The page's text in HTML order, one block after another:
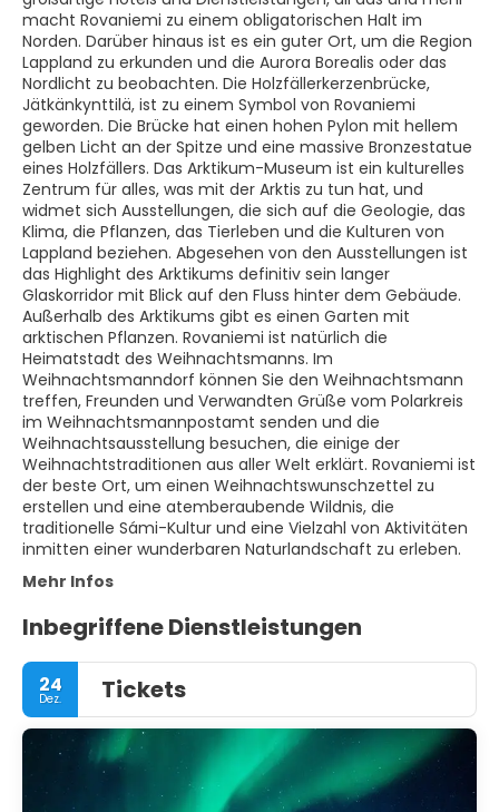
macht Rovaniemi zu einem obligatorischen Halt im
Norden. Darüber hinaus ist es ein guter Ort, um die Region
Lappland zu erkunden und die Aurora Borealis oder das
Nordlicht zu beobachten. Die Holzfällerkerzenbrücke,
Jätkänkynttilä, ist zu einem Symbol von Rovaniemi
geworden. Die Brücke hat einen hohen Pylon mit hellem
gelben Licht an der Spitze und eine massive Bronzestatue
eines Holzfällers. Das Arktikum-Museum ist ein kulturelles
Zentrum für alles, was mit der Arktis zu tun hat, und
widmet sich Ausstellungen, die sich auf die Geologie, das
Klima, die Pflanzen, das Tierleben und die Kulturen von
Lappland beziehen. Abgesehen von den Ausstellungen ist
das Highlight des Arktikums definitiv sein langer
Glaskorridor mit Blick auf den Fluss hinter dem Gebäude.
Außerhalb des Arktikums gibt es einen Garten mit
arktischen Pflanzen. Rovaniemi ist natürlich die
Heimatstadt des Weihnachtsmanns. Im
Weihnachtsmanndorf können Sie den Weihnachtsmann
treffen, Freunden und Verwandten Grüße vom Polarkreis
im Weihnachtsmannpostamt senden und die
Weihnachtsausstellung besuchen, die einige der
Weihnachtstraditionen aus aller Welt erklärt. Rovaniemi ist
der beste Ort, um einen Weihnachtswunschzettel zu
erstellen und eine atemberaubende Wildnis, die
traditionelle Sámi-Kultur und eine Vielzahl von Aktivitäten
inmitten einer wunderbaren Naturlandschaft zu erleben.
Mehr Infos
Inbegriffene Dienstleistungen
24
Dez. Tickets